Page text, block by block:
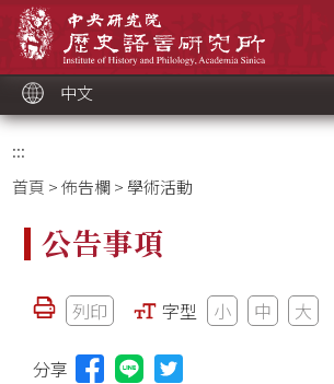
中文
:::
首頁 >佈告欄> 學術活動
公告事項
列印 字型 小 中 大
分享 分享本頁至Line(另開視窗)